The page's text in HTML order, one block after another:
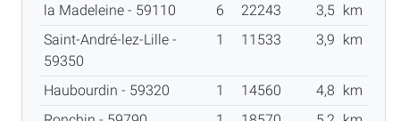
la Madeleine - 59110
6 22243 3,5 km
Saint-André-lez-Lille -
59350
1 11533 3,9 km
Haubourdin - 59320 1 14560 4,8 km